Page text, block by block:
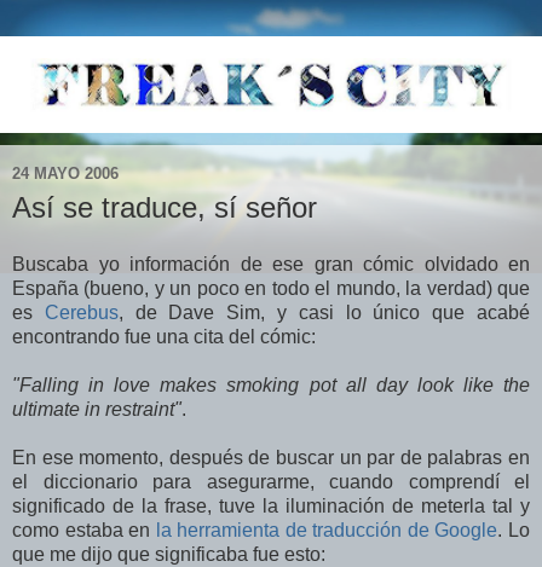
24 MAYO 2006
Así se traduce, sí señor
Buscaba yo información de ese gran cómic olvidado en
España (bueno, y un poco en todo el mundo, la verdad) que
es Cerebus, de Dave Sim, y casi lo único que acabé
encontrando fue una cita del cómic:
"Falling in love makes smoking pot all day look like the
ultimate in restraint".
En ese momento, después de buscar un par de palabras en
el diccionario para asegurarme, cuando comprendí el
significado de la frase, tuve la iluminación de meterla tal y
como estaba en la herramienta de traducción de Google. Lo
que me dijo que significaba fue esto: